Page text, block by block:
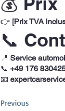
👉 [Prix TVA
📞
📍 Service
📞 +49 176
📧
Previous